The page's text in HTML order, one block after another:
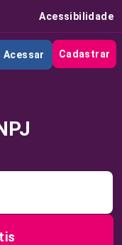
Acessibilidade
Acessar Cadastrar